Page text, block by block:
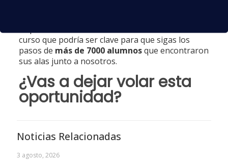
curso que podría ser clave para que sigas los
pasos de más de 7000 alumnosque encontraron
sus alas junto a nosotros.
¿Vas a dejarvolaresta
oportunidad?
Noticias Relacionadas
3 agosto, 2026